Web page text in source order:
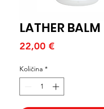
LATHER BALM
22,00 €Cijena
Količina *